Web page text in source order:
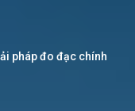
pháp đo đạc chính